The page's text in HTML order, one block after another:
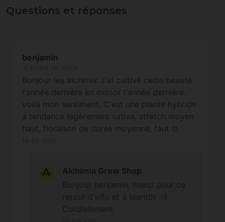
Questions et réponses
benjamin
Bonjour les alchimix J'ai cultivé cette beauté
l'année dernière en indoor l'année dernière.
voilà mon sentiment. C'est une plante hybride
à tendance légèrement sativa, stretch moyen
haut, floraison de durée moyenne, faut la
mélangé au chocolat blanc, un effet 50/50
Alchimia Grow Shop